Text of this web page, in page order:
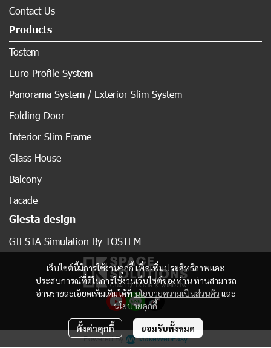
เว็บไซต์นี้มีการใช้งานคุกกี้ เพื่อเพิ่มประสิทธิภาพและ
ประสบการณ์ที่ดีในการใช้งานเว็บไซต์ของท่าน ท่านสามารถ
อ่านรายละเอียดเพิ่มเติมได้ที่นโยบายความเป็นส่วนตัว และ
นโยบายคุกกี้
ตั้งค่าคุกกี้ ยอมรับทั้งหมด
Contact Us
Products
Tostem
Euro Profile System
Panorama System / Exterior Slim System
Folding Door
Interior Slim Frame
Glass House
Balcony
Facade
Giesta design
GIESTA Simulation By TOSTEM
Powered By MakeWebEasy